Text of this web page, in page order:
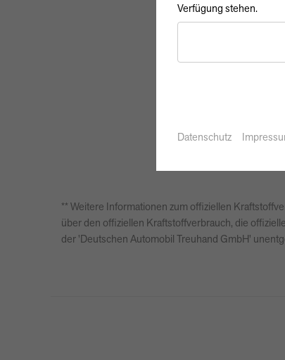
** Weitere Informationen zum offiziellen
über den offiziellen Kraftstoffverbrauch, die
der 'Deutschen Automobil Treuhand GmbH'
Verfügung stehen.
Datenschutz